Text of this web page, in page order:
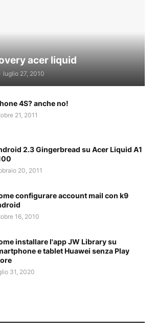
acer liquid
luglio 27, 2010
4S? anche no!
21, 2011
2.3 Gingerbread su Acer Liquid A1
20, 2011
configurare account mail con k9
16, 2010
installare l'app JW Library su
e tablet Huawei senza Play
31, 2020